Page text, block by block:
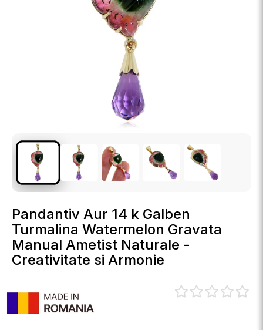
Pandantiv Aur 14 k Galben
Turmalina Watermelon Gravata
Manual Ametist Naturale -
Creativitate si Armonie